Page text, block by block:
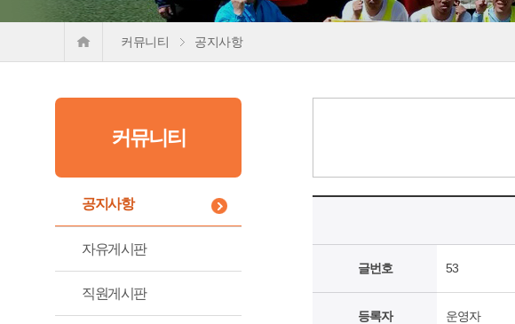
커뮤니티 공지사항
커뮤니티
공지사항
자유게시판
직원게시판
글번호 53
등록자 운영자